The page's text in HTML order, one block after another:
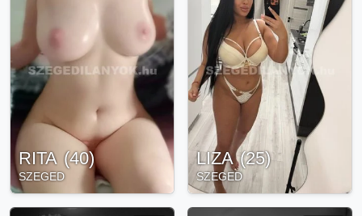
RITA (40)
SZEGED
LIZA (25)
SZEGED